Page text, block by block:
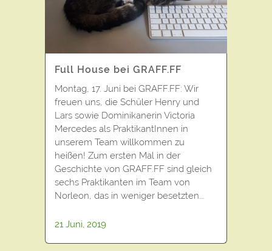
Full House bei GRAFF.FF
Montag, 17. Juni bei GRAFF.FF: Wir
freuen uns, die Schüler Henry und
Lars sowie Dominikanerin Victoria
Mercedes als PraktikantInnen in
unserem Team willkommen zu
heißen! Zum ersten Mal in der
Geschichte von GRAFF.FF sind gleich
sechs Praktikanten im Team von
Norleon, das in weniger besetzten...
21 Juni, 2019